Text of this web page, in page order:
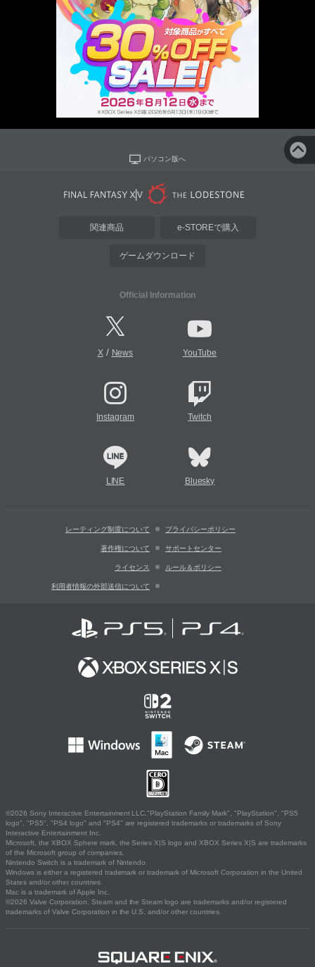
パソコン版へ
関連商品 e-STOREで購入
ゲームダウンロード
Official Information
X/ News YouTube
Instagram Twitch
LINE Bluesky
レーティング制度について プライバシーポリシー
著作権について サポートセンター
ライセンス ルール＆ポリシー
利用者情報の外部送信について
©2026 Sony Interactive Entertainment LLC."PlayStation Family Mark", "PlayStation", "PS5
logo", "PS5", "PS4 logo" and "PS4" are registered trademarks or trademarks of Sony
Interactive Entertainment Inc.
Microsoft, the XBOX Sphere mark, the Series X|S logo and XBOX Series X|S are trademarks
of the Microsoft group of companies.
Nintendo Switch is a trademark of Nintendo.
Windows is either a registered trademark or trademark of Microsoft Corporation in the United
States and/or other countries.
Mac is a trademark of Apple Inc.
©2026 Valve Corporation. Steam and the Steam logo are trademarks and/or registered
trademarks of Valve Corporation in the U.S. and/or other countries.